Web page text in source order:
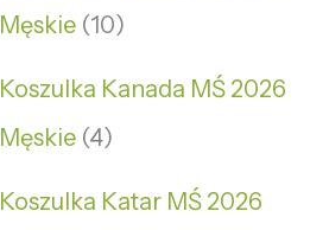
Męskie 10
Koszulka Kanada MŚ 2026
Męskie 4
Koszulka Katar MŚ 2026